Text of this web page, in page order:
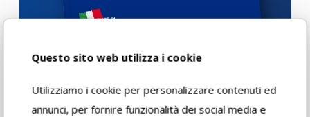
Questo sito web utilizza i cookie
Utilizziamo i cookie per personalizzare contenuti ed
annunci, per fornire funzionalità dei social media e
Download